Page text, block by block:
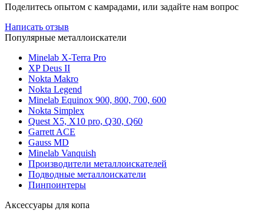
Поделитесь опытом с камрадами, или задайте нам вопрос
Написать отзыв
Популярные металлоискатели
Minelab X-Terra Pro
XP Deus II
Nokta Makro
Nokta Legend
Minelab Equinox 900, 800, 700, 600
Nokta Simplex
Quest X5, X10 pro, Q30, Q60
Garrett ACE
Gauss MD
Minelab Vanquish
Производители металлоискателей
Подводные металлоискатели
Пинпоинтеры
Аксессуары для копа